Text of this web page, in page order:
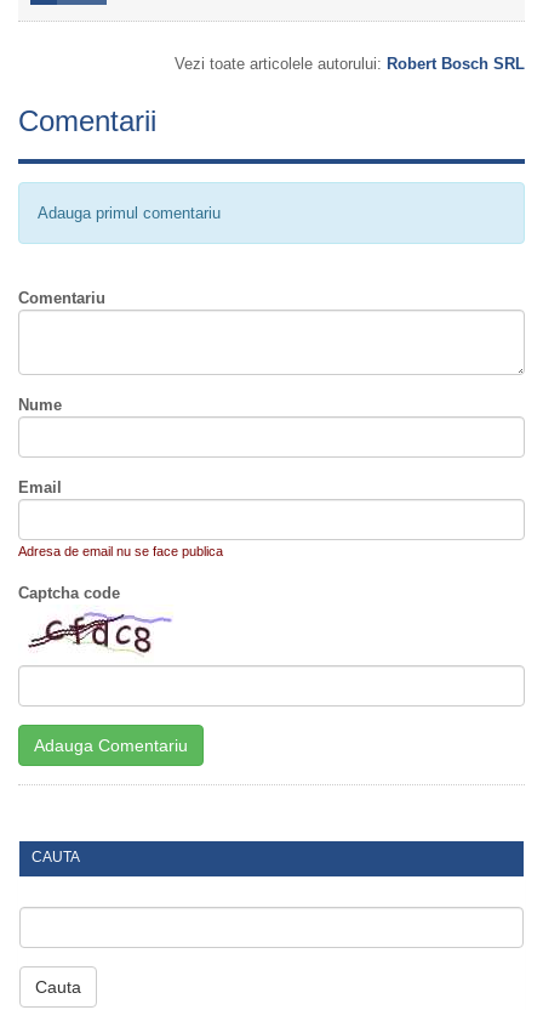
Vezi toate articolele autorului: Robert Bosch SRL
Comentarii
Adauga primul comentariu
Comentariu
Nume
Email
Adresa de email nu se face publica
Captcha code
CAUTA
Cauta